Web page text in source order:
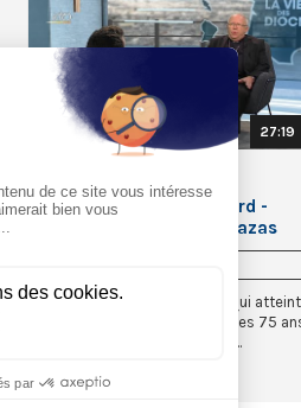
27:19
Cardinal Jean-Pierre Ricard -
Diocèse de Bordeaux et Bazas
La cardinal Jean-Pierre Ricard qui atteint
en septembre la limite d’âge des 75
a remis sa démission au pape...